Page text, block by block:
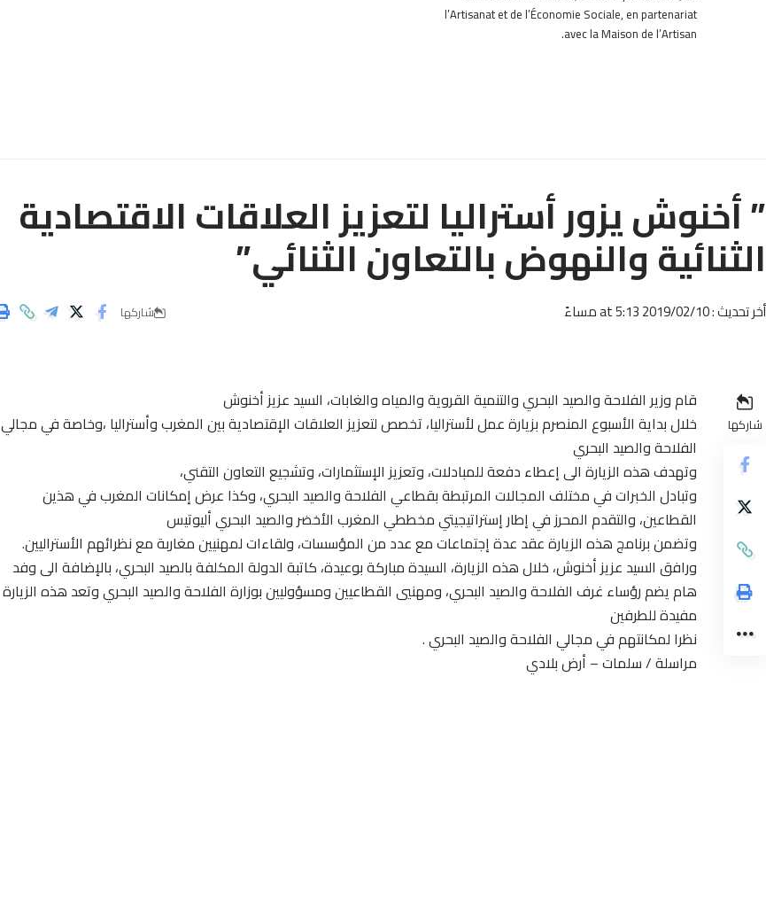
l’Artisanat et de l’Économie Sociale, en partenariat
avec la Maison de l’Artisan.
” أخنوش يزور أستراليا لتعزيز العلاقات الاقتصادية
الثنائية والنهوض بالتعاون الثنائي”
أخر تحديث : 2019/02/10 at 5:13 مساءً شاركها
شاركها
قام وزير الفلاحة والصيد البحري والتنمية القروية والمياه والغابات، السيد عزيز أخنوش
خلال بداية الأسبوع المنصرم بزيارة عمل لأستراليا، تخصص لتعزيز العلاقات الإقتصادية بين المغرب وأستراليا ،وخاصة في مجالي
الفلاحة والصيد البحري
وتهدف هذه الزيارة الى إعطاء دفعة للمبادلات، وتعزيز الإستثمارات، وتشجيع التعاون التقني،
وتبادل الخبرات في مختلف المجالات المرتبطة بقطاعي الفلاحة والصيد البحري، وكذا عرض إمكانات المغرب في هذين
القطاعين، والتقدم المحرز في إطار إستراتيجيتي مخططي المغرب الأخضر والصيد البحري أليوتيس
وتضمن برنامج هذه الزيارة عقد عدة إجتماعات مع عدد من المؤسسات، ولقاءات لمهنيين مغاربة مع نظرائهم الأستراليين.
ورافق السيد عزيز أخنوش، خلال هذه الزيارة، السيدة مباركة بوعيدة، كاتبة الدولة المكلفة بالصيد البحري، بالإضافة الى وفد
هام يضم رؤساء غرف الفلاحة والصيد البحري، ومهنيي القطاعيين ومسؤوليين بوزارة الفلاحة والصيد البحري وتعد هذه الزيارة
مفيدة للطرفين
نظرا لمكانتهم في مجالي الفلاحة والصيد البحري .
مراسلة / سلمات – أرض بلادي